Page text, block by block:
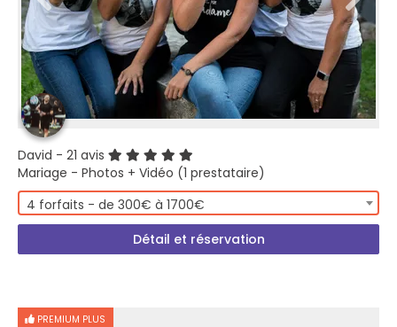
David - 21 avis
Mariage - Photos + Vidéo (1 prestataire)
4 forfaits - de 300€ à 1700€
Détail et réservation
PREMIUM PLUS